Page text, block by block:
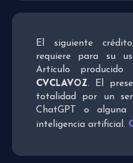
El siguiente
requiere para su
Artículo
CVCLAVOZ. El
totalidad por un
ChatGPT o
inteligencia artificial.